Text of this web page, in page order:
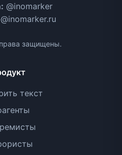
@inomarker
защищены.
текст